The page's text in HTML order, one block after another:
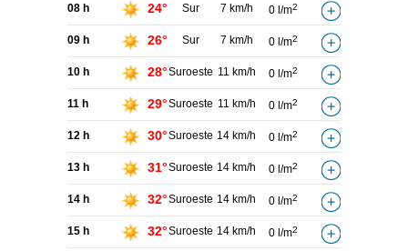
08 h 24° Sur 7 km/h 0 l/m2
09 h 26° Sur 7 km/h 0 l/m2
10 h 28°Suroeste 11 km/h 0 l/m2
11 h 29°Suroeste 11 km/h 0 l/m2
12 h 30°Suroeste 14 km/h 0 l/m2
13 h 31°Suroeste 14 km/h 0 l/m2
14 h 32°Suroeste 14 km/h 0 l/m2
15 h 32°Suroeste 14 km/h 0 l/m2